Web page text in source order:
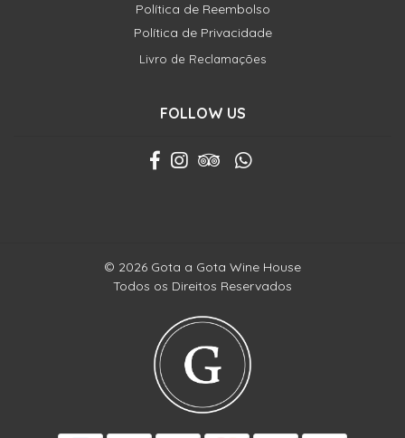
Política de Reembolso
Política de Privacidade
Livro de Reclamações
FOLLOW US
© 2026 Gota a Gota Wine House
Todos os Direitos Reservados